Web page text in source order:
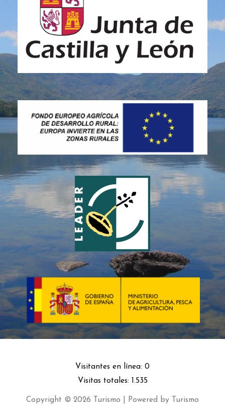
Visitantes en línea: 0
Visitas totales: 1.535
Copyright © 2026 Turismo | Powered by Turismo